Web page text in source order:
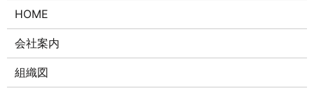
HOME
会社案内
組織図